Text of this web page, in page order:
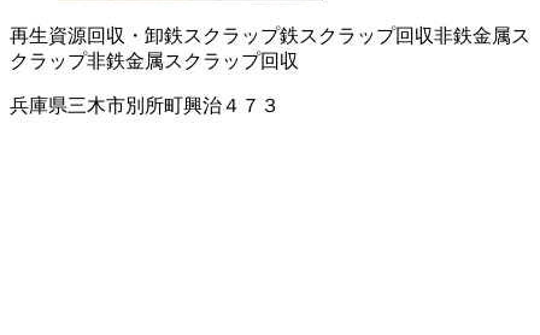
再生資源回収・卸鉄スクラップ鉄スクラップ回収非鉄金属ス
クラップ非鉄金属スクラップ回収
兵庫県三木市別所町興治４７３